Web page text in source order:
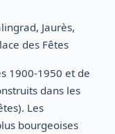
Jaurès,
des Fêtes
1900-1950 et de
dans les
Les
bourgeoises